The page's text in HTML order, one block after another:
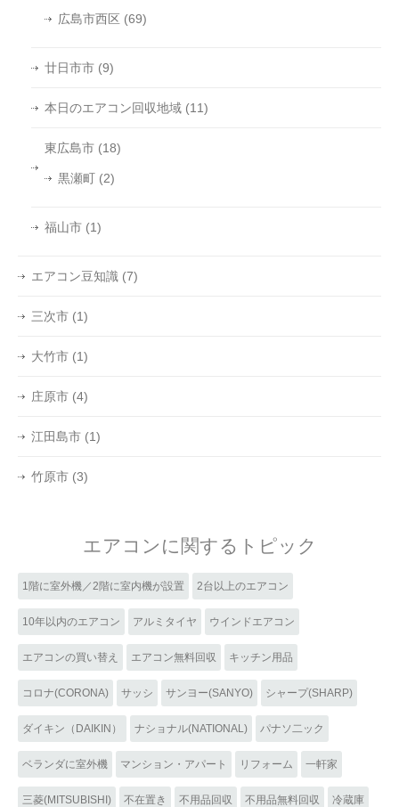
広島市西区 (69)
廿日市市 (9)
本日のエアコン回収地域 (11)
東広島市 (18)
黒瀬町 (2)
福山市 (1)
エアコン豆知識 (7)
三次市 (1)
大竹市 (1)
庄原市 (4)
江田島市 (1)
竹原市 (3)
エアコンに関するトピック
1階に室外機／2階に室内機が設置 2台以上のエアコン
10年以内のエアコン アルミタイヤ ウインドエアコン
エアコンの買い替え エアコン無料回収 キッチン用品
コロナ(CORONA) サッシ サンヨー(SANYO) シャープ(SHARP)
ダイキン（DAIKIN） ナショナル(NATIONAL) パナソ二ック
ベランダに室外機 マンション・アパート リフォーム 一軒家
三菱(MITSUBISHI) 不在置き 不用品回収 不用品無料回収 冷蔵庫